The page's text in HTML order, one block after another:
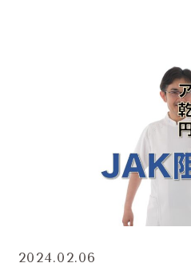
2024.02.06